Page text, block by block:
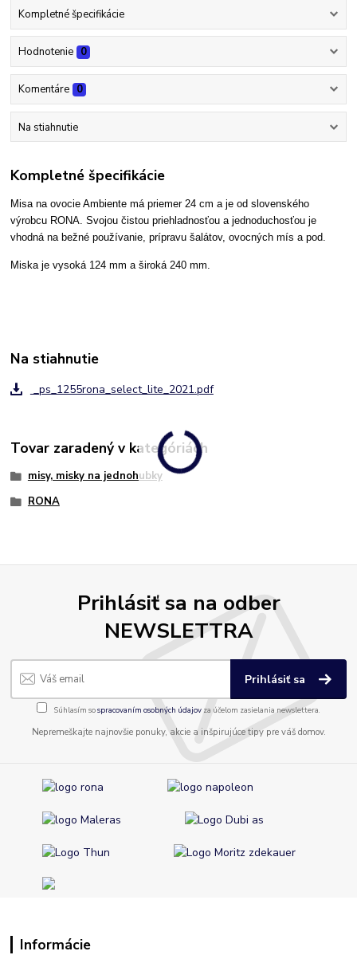
Kompletné špecifikácie
Hodnotenie 0
Komentáre 0
Na stiahnutie
Kompletné špecifikácie
Misa na ovocie Ambiente má priemer 24 cm a je od slovenského
výrobcu RONA. Svojou čistou priehladnosťou a jednoduchosťou je
vhodná na bežné používanie, prípravu šalátov, ovocných mís a pod.
Miska je vysoká 124 mm a široká 240 mm.
Na stiahnutie
_ps_1255rona_select_lite_2021.pdf
Tovar zaradený v kategóriách
misy, misky na jednohubky
RONA
Prihlásiť sa na odber
NEWSLETTRA
Prihlásiť sa
Súhlasím sospracovaním osobných údajov za účelom zasielania newslettera.
Nepremeškajte najnovšie ponuky, akcie a inšpirujúce tipy pre váš domov.
Informácie